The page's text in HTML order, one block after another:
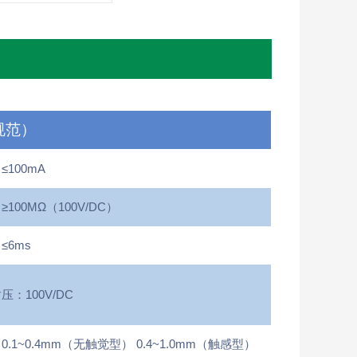
）
（100V/DC）
：100V/DC
（无触觉型） 0.4~1.0mm（触感型）